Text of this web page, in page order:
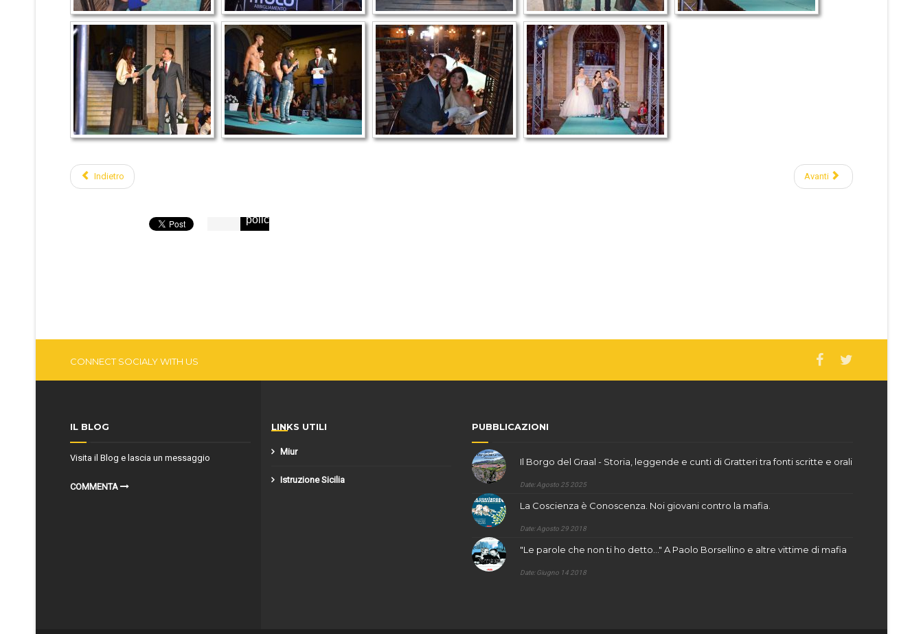
Indietro Avanti
CONNECT SOCIALY WITH US
IL BLOG
Visita il Blog e lascia un messaggio
COMMENTA
LINKS UTILI
Miur
Istruzione Sicilia
PUBBLICAZIONI
Il Borgo del Graal - Storia, leggende e cunti di Gratteri tra fonti scritte e orali
Date: Agosto 25 2025
La Coscienza è Conoscenza. Noi giovani contro la mafia.
Date: Agosto 29 2018
"Le parole che non ti ho detto..." A Paolo Borsellino e altre vittime di mafia
Date: Giugno 14 2018